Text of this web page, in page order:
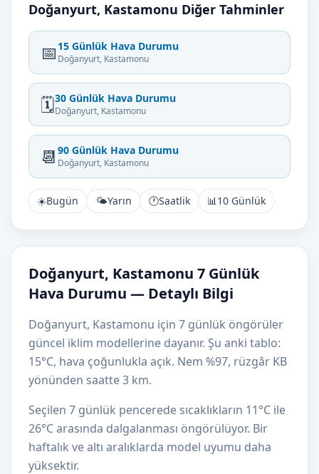
Doğanyurt, Kastamonu Diğer Tahminler
📅 15 Günlük Hava Durumu
Doğanyurt, Kastamonu
🗓️30 Günlük Hava Durumu
Doğanyurt, Kastamonu
📆 90 Günlük Hava Durumu
Doğanyurt, Kastamonu
☀️Bugün 🌤️Yarın 🕐Saatlik 📊10 Günlük
Doğanyurt, Kastamonu 7 Günlük
Hava Durumu — Detaylı Bilgi
Doğanyurt, Kastamonu için 7 günlük öngörüler
güncel iklim modellerine dayanır. Şu anki tablo:
15°C, hava çoğunlukla açık. Nem %97, rüzgâr KB
yönünden saatte 3 km.
Seçilen 7 günlük pencerede sıcaklıkların 11°C ile
26°C arasında dalgalanması öngörülüyor. Bir
haftalık ve altı aralıklarda model uyumu daha
yüksektir.